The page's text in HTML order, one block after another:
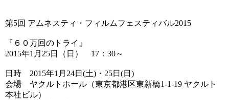
第5回 アムネスティ・フィルムフェスティバル2015
『６０万回のトライ』
2015年1月25日（日） 17：30～
日時 2015年1月24日(土)・25日(日)
会場 ヤクルトホール（東京都港区東新橋1-1-19 ヤクルト
本社ビル）